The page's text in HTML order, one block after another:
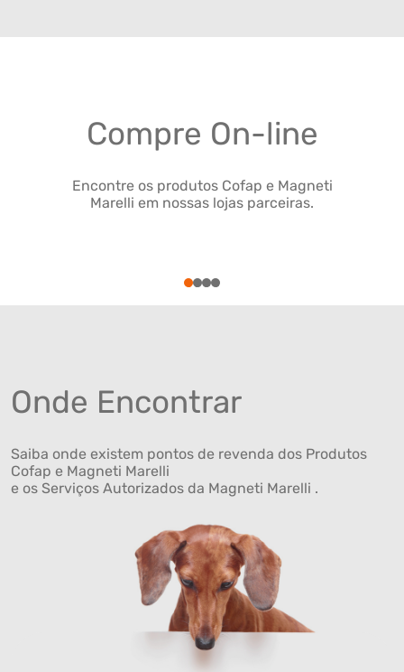
Compre On-line
Encontre os produtos Cofap e Magneti
Marelli em nossas lojas parceiras.
1234
Onde Encontrar
Saiba onde existem pontos de revenda dos Produtos
Cofap e Magneti Marelli
e os Serviços Autorizados da Magneti Marelli .